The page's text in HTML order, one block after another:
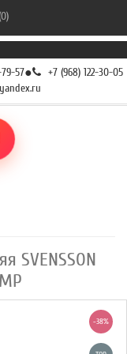
57● +7 (968) 122-30-05
SVENSSON
-38%